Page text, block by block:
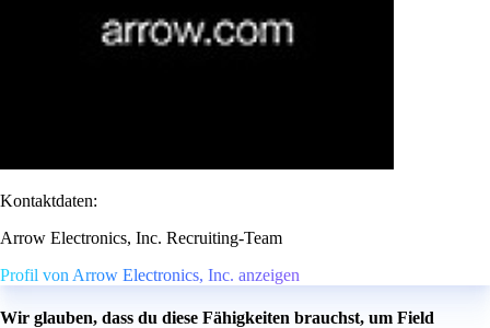
Kontaktdaten:
Arrow Electronics, Inc. Recruiting-Team
Profil von Arrow Electronics, Inc. anzeigen
Wir glauben, dass du diese Fähigkeiten brauchst, um Field